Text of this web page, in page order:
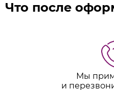
Что после
Мы
и